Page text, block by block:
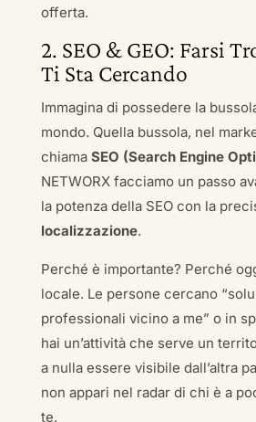
offerta.
2. SEO & GEO: Farsi
Ti Sta Cercando
Immagina di possedere la
mondo. Quella bussola, nel
chiama SEO (Search Engine
NETWORX facciamo un passo
la potenza della SEO con la
localizzazione.
Perché è importante? Perché
locale. Le persone cercano
professionali vicino a me” o in
hai un’attività che serve un
a nulla essere visibile dall’altra
non appari nel radar di chi è a
te.